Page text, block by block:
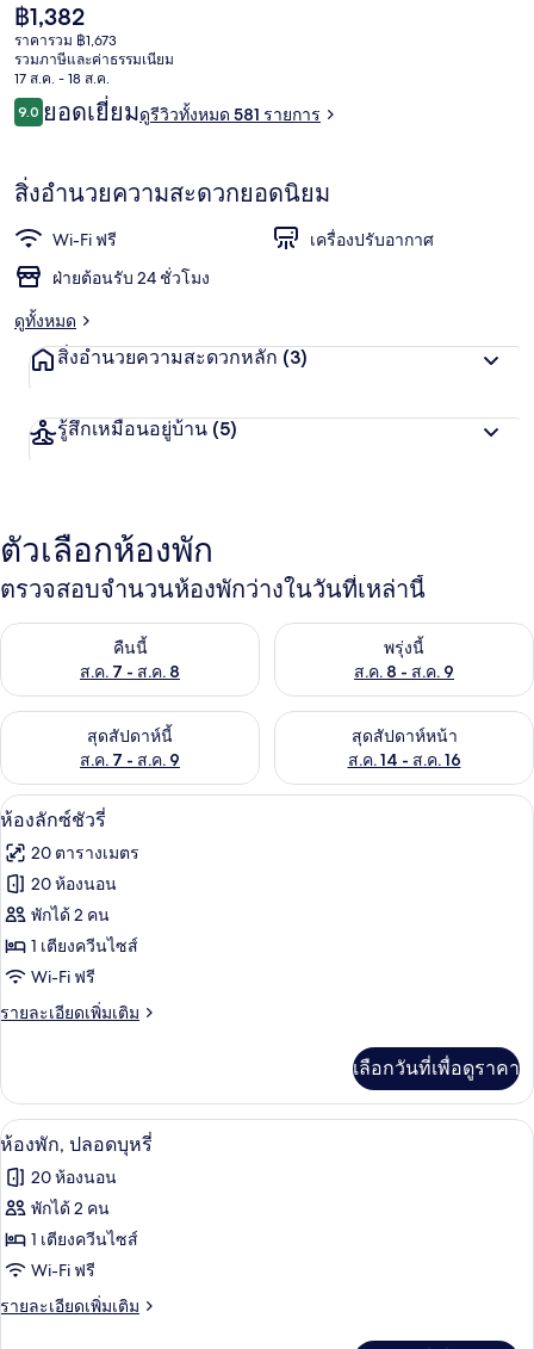
ราคา
ปัจจุบัน
฿1,382
฿1,382
ราคารวม ฿1,673
รวมภาษีและค่าธรรมเนียม
17 ส.ค. - 18 ส.ค.
รีวิว
9.09.0 จาก 10
ยอดเยี่ยมดูรีวิวทั้งหมด 581 รายการ
สิ่งอำนวยความสะดวกยอดนิยม
Wi-Fi ฟรี
เครื่องปรับอากาศ
ฝ่ายต้อนรับ 24 ชั่วโมง
ดูทั้งหมด
สิ่งอำนวยความสะดวกหลัก (3)
รู้สึกเหมือนอยู่บ้าน (5)
ตัวเลือกห้องพัก
ตรวจสอบจำนวนห้องพักว่างในวันที่เหล่านี้
คืนนี้
ส.ค. 7 - ส.ค. 8
ตรวจสอบจำนวนห้องพักว่างในคืนนี้ ส.ค. 7 - ส.ค. 8พรุ่งนี้
ส.ค. 8 - ส.ค. 9
ตรวจสอบจำนวนห้องพักว่างใน
สุดสัปดาห์นี้
ส.ค. 7 - ส.ค. 9
ตรวจสอบจำนวนห้องพักว่างในสุดสัปดาห์นี้ ส.ค. 7 - ส.ค. 9
สุดสัปดาห์หน้า
ส.ค. 14 - ส.ค. 16
ตรวจสอบจำนวนห้องพักว่างใน
เปิด
ภาพถ่าย
ทั้งหมด
ของ
ห้อง
ลัก
ซ์ชัว
ห้องลักซ์ชัวรี่ | 20 ห้องนอน, ผ้าปูที่นอน
9
ห้องลักซ์ชัวรี่
20 ตารางเมตร
20 ห้องนอน
พักได้ 2 คน
1 เตียงควีนไซส์
Wi-Fi ฟรี
รายละเอียดเพิ่มเติม
ราย
เกี่ยว
กับ
ห้อง
ซ์ชัว
รี่
เลือกวันที่เพื่อดูราคา
เปิด
ภาพถ่าย
ทั้งหมด
ของ
ห้อง
พัก,
ห้องพัก, ปลอดบุหรี่ | 20 ห้องนอน, ผ้าปู
8
ห้องพัก, ปลอดบุหรี่
20 ห้องนอน
พักได้ 2 คน
1 เตียงควีนไซส์
Wi-Fi ฟรี
รายละเอียดเพิ่มเติม
ราย